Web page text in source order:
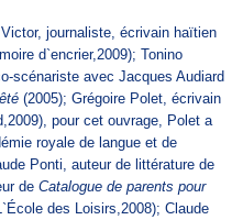
journaliste, écrivain haïtien
d`encrier,2009); Tonino
scénariste avec Jacques Audiard
(2005); Grégoire Polet, écrivain
pour cet ouvrage, Polet a
royale de langue et de
Ponti, auteur de littérature de
de Catalogue de parents pour
des Loisirs,2008); Claude